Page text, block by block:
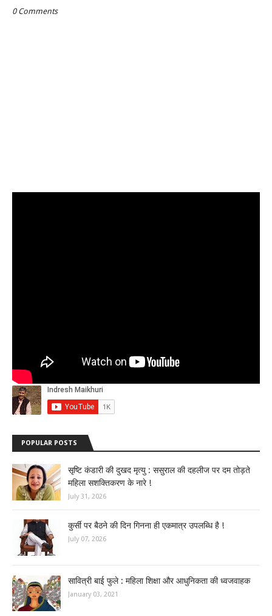
0 Comments
POPULAR POSTS
सृष्टि कंडारी की दुखद मृत्यु : ससुराल की दहलीज पर दम तोड़ते
महिला सशक्तिकरण के नारे !
July 31, 2026
कुर्सी पर बैठने की दिन गिनना ही एकमात्र उपलब्धि है !
July 07, 2026
सावित्री बाई फुले : महिला शिक्षा और आधुनिकता की ध्वजवाहक
January 03, 2021